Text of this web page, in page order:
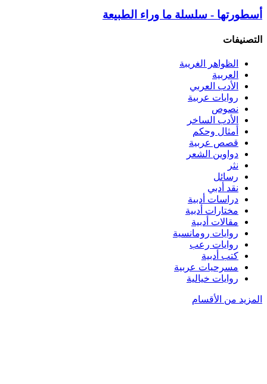
أسطورتها - سلسلة ما وراء الطبيعة
التصنيفات
الظواهر الغريبة‏
العربية
الأدب العربي
روايات عربية
نصوص
الأدب الساخر
أمثال وحكم
قصص عربية
دواوين الشعر
نثر
رسائل
نقد أدبي
دراسات أدبية
مختارات أدبية
مقالات أدبية
روايات رومانسية
روايات رعب
كتب أدبية
مسرحيات عربية
روايات خيالية
المزيد من الأقسام